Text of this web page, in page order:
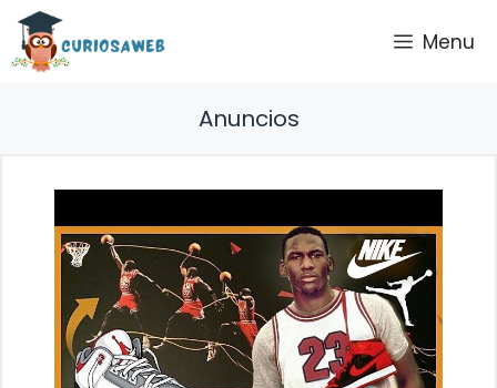
Saltar
contenido
Menu
Anuncios